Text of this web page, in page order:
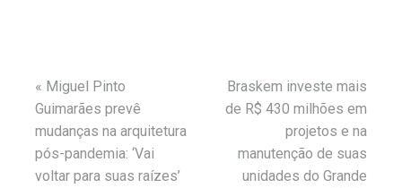
« Miguel Pinto
Guimarães prevê
mudanças na arquitetura
pós-pandemia: ‘Vai
voltar para suas raízes’
Braskem investe mais
de R$ 430 milhões em
projetos e na
manutenção de suas
unidades do Grande